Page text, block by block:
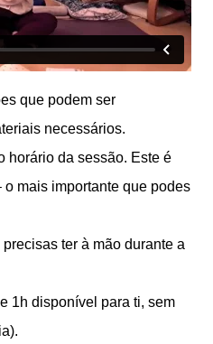
que podem ser
necessários.
horário da sessão. Este é
mais importante que podes
ter à mão durante a
1h disponível para ti, sem